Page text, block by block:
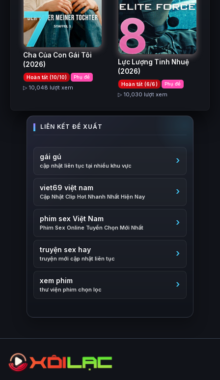
7
Cha Của Con Gái Tôi
(2026)
Hoàn tất (10/10) Phụ đề
▷ 10,048 lượt xem
8
Lực Lượng Tinh Nhuệ
(2026)
Hoàn tất (6/6) Phụ đề
▷ 10,030 lượt xem
gái gú
cập nhật liên tục tại nhiều khu vực
viet69 việt nam
Cập Nhật Clip Hot Nhanh Nhất Hiện Nay
phim sex Việt Nam
Phim Sex Online Tuyển Chọn Mới Nhất
truyện sex hay
truyện mới cập nhật liên tục
xem phim
thư viện phim chọn lọc